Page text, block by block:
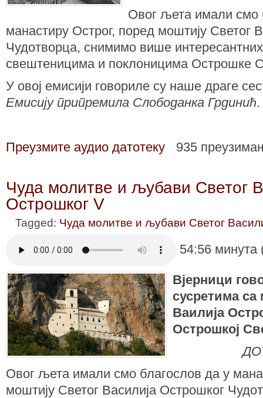
Овог љета имали смо
манастиру Острог, поред моштију Светог
Чудотворца, снимимо више
свештеницима и поклоницима Острошке
У овој емисији говорилe су наше драге
Емисију припремила Слободанка Грдинић.
Преузмите аудио датотеку 935
Чуда молитве и љубави Светог
Острошког V
Tagged: Чуда молитве и љубави Светог
54:56
Вјерници
сусретима
Ваилија
Острошкој
Овог љета имали смо благослов да у
моштију Светог Василија Острошког